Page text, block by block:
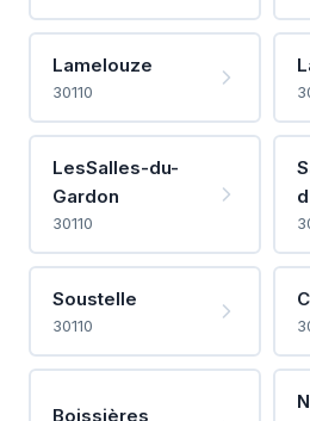
Lamelouze
30110
LesSalles-du-
Gardon
30110
Soustelle
30110
Boissières